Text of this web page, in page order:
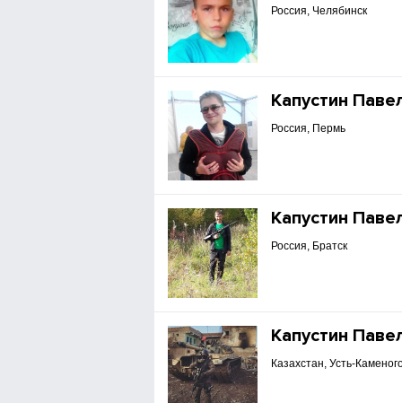
Россия, Челябинск
Капустин
Россия, Пермь
Капустин
Россия, Братск
Капустин
Казахстан, Усть-